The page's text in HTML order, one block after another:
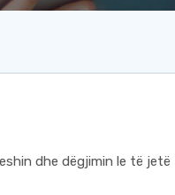
dhe dëgjimin le të jetë